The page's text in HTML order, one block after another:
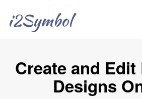
i2Symbol
Create and
Designs